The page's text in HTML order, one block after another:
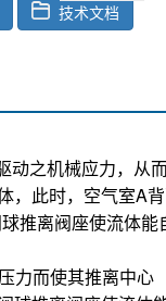
技术文档